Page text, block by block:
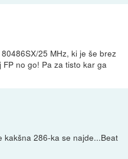
25 MHz, ki je še brez
no go! Pa za tisto kar ga
kakšna 286-ka se najde...Beat